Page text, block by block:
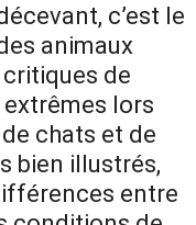
c’est le
animaux
de
lors
chats et de
bien illustrés,
entre